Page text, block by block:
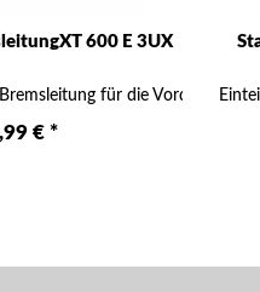
für die...
600 E 3UX
für die Vorderrad-
€ *